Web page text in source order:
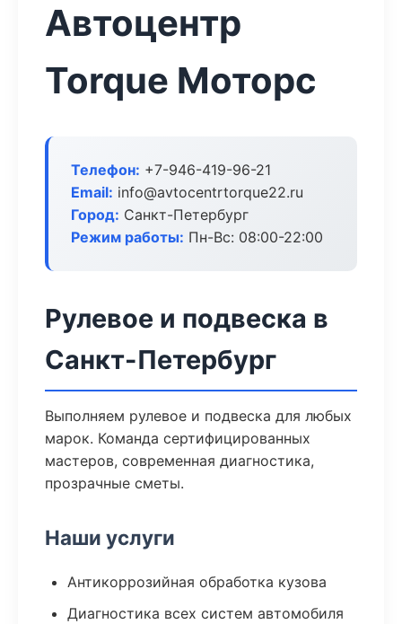
Автоцентр
Torque Моторс
Телефон: +7-946-419-96-21
Email: info@avtocentrtorque22.ru
Город: Санкт-Петербург
Режим работы: Пн-Вс: 08:00-22:00
Рулевое и подвеска в
Санкт-Петербург
Выполняем рулевое и подвеска для любых
марок. Команда сертифицированных
мастеров, современная диагностика,
прозрачные сметы.
Наши услуги
Антикоррозийная обработка кузова
Диагностика всех систем автомобиля